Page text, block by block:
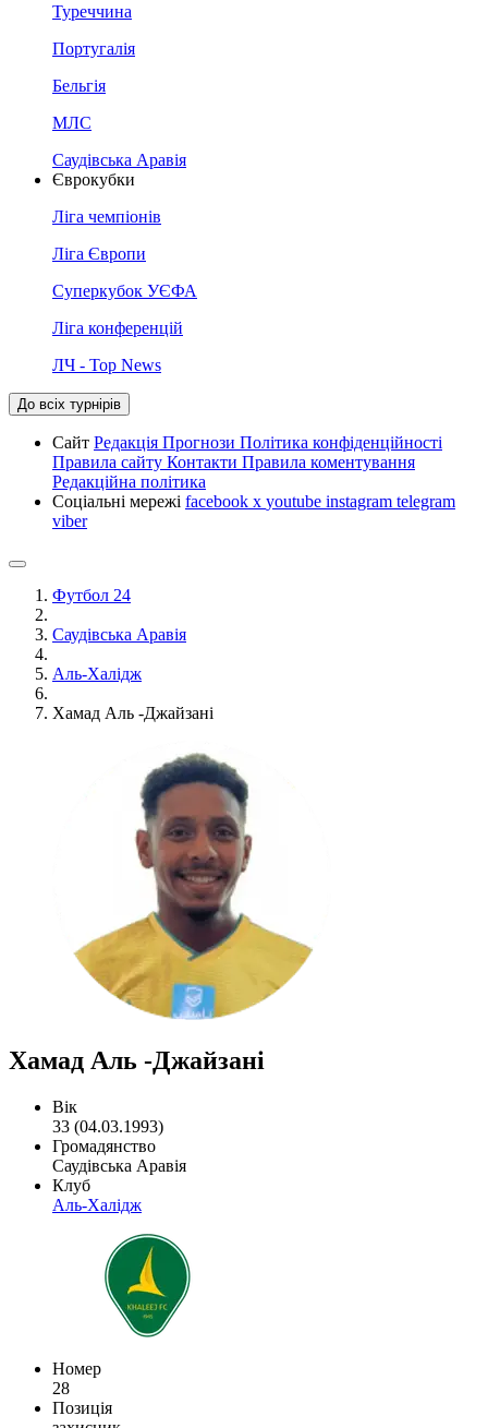
Туреччина
Португалія
Бельгія
МЛС
Саудівська Аравія
Єврокубки
Ліга чемпіонів
Ліга Європи
Суперкубок УЄФА
Ліга конференцій
ЛЧ - Top News
До всіх турнірів
Сайт Редакція Прогнози Політика конфіденційності
Правила сайту Контакти Правила коментування
Редакційна політика
Соціальні мережі facebook x youtube instagram telegram
viber
Футбол 24
Саудівська Аравія
Аль-Халідж
Хамад Аль -Джайзані
Хамад Аль -Джайзані
Вік
33 (04.03.1993)
Громадянство
Саудівська Аравія
Клуб
Аль-Халідж
Номер
28
Позиція